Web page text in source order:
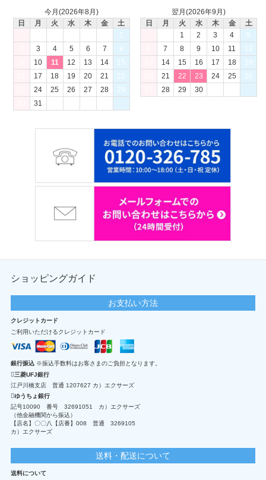
今月(2026年8月)
日
月 火 水 木 金
土
1
3 4 5 6 7
8
10 11 12 13 14
15
17 18 19 20 21
22
24 25 26 27 28
29
31
翌月(2026年9月)
日
月 火 水 木 金
土
1
2 3 4
5
7 8 9 10 11
12
14 15 16 17 18
19
21 22 23 24 25
26
28 29 30
ショッピングガイド
お支払い方法
クレジットカード
ご利用いただけるクレジットカード
銀行振込 ※振込手数料はお客さまのご負担となります。
三菱UFJ銀行
江戸川橋支店 普通 1207627 カ）エクサーズ
ゆうちょ銀行
記号10090 番号 32691051 カ）エクサーズ
（他金融機関から振込）
【店名】〇〇八【店番】008 普通 3269105
カ）エクサーズ
送料・配送について
送料について